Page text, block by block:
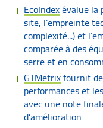
EcoIndexévalue la
site, l’empreinte
complexité...) et
comparée à des
serre et en
GTMetrixfournit
performances et
avec une note
d’amélioration